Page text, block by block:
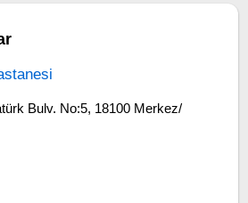
Bulv. No:5, 18100 Merkez/